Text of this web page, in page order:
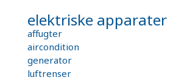
elektriske apparater
affugter
aircondition
generator
luftrenser